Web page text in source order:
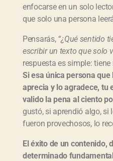
enfocarse en un solo
que solo una persona
Pensarás, “¿Qué sentido
escribir un texto que solo
respuesta es simple:
Si esa única persona
aprecia y lo agradece, tu
valido la pena al ciento
gustó, si aprendió algo, si
fueron provechosos, lo
El éxito de un contenido,
determinado